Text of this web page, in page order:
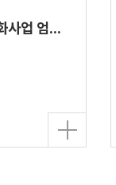
다산동 주민자치 특화사업 엄마랑 아이랑 스트레칭...